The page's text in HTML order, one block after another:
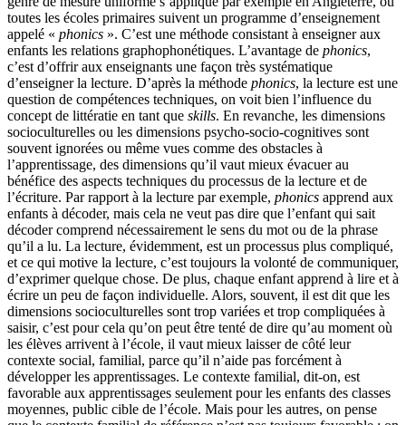
toutes les écoles primaires suivent un programme d’enseignement
appelé « phonics ». C’est une méthode consistant à enseigner aux
enfants les relations graphophonétiques. L’avantage de phonics,
c’est d’offrir aux enseignants une façon très systématique
d’enseigner la lecture. D’après la méthode phonics, la lecture est une
question de compétences techniques, on voit bien l’influence du
concept de littératie en tant que skills. En revanche, les dimensions
socioculturelles ou les dimensions psycho-socio-cognitives sont
souvent ignorées ou même vues comme des obstacles à
l’apprentissage, des dimensions qu’il vaut mieux évacuer au
bénéfice des aspects techniques du processus de la lecture et de
l’écriture. Par rapport à la lecture par exemple, phonics apprend aux
enfants à décoder, mais cela ne veut pas dire que l’enfant qui sait
décoder comprend nécessairement le sens du mot ou de la phrase
qu’il a lu. La lecture, évidemment, est un processus plus compliqué,
et ce qui motive la lecture, c’est toujours la volonté de communiquer,
d’exprimer quelque chose. De plus, chaque enfant apprend à lire et à
écrire un peu de façon individuelle. Alors, souvent, il est dit que les
dimensions socioculturelles sont trop variées et trop compliquées à
saisir, c’est pour cela qu’on peut être tenté de dire qu’au moment où
les élèves arrivent à l’école, il vaut mieux laisser de côté leur
contexte social, familial, parce qu’il n’aide pas forcément à
développer les apprentissages. Le contexte familial, dit-on, est
favorable aux apprentissages seulement pour les enfants des classes
moyennes, public cible de l’école. Mais pour les autres, on pense